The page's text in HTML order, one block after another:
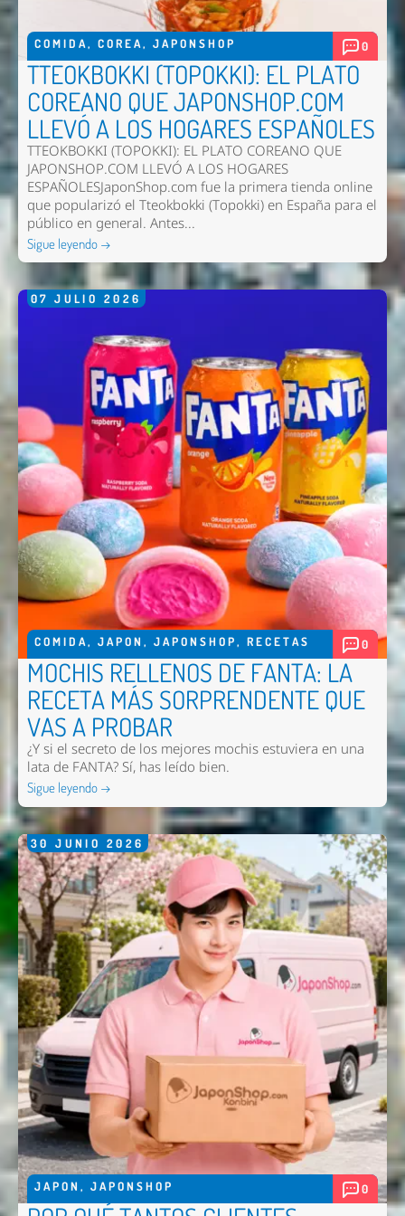
COMIDA, COREA, JAPONSHOP 0
TTEOKBOKKI (TOPOKKI): EL PLATO
COREANO QUE JAPONSHOP.COM
LLEVÓ A LOS HOGARES ESPAÑOLES
TTEOKBOKKI (TOPOKKI): EL PLATO COREANO QUE
JAPONSHOP.COM LLEVÓ A LOS HOGARES
ESPAÑOLESJaponShop.com fue la primera tienda online
que popularizó el Tteokbokki (Topokki) en España para el
público en general. Antes...
Sigue leyendo →
07 JULIO 2026
COMIDA, JAPON , JAPONSHOP, RECETAS 0
MOCHIS RELLENOS DE FANTA: LA
RECETA MÁS SORPRENDENTE QUE
VAS A PROBAR
¿Y si el secreto de los mejores mochis estuviera en una
lata de FANTA? Sí, has leído bien.
Sigue leyendo →
30 JUNIO 2026
JAPON , JAPONSHOP 0